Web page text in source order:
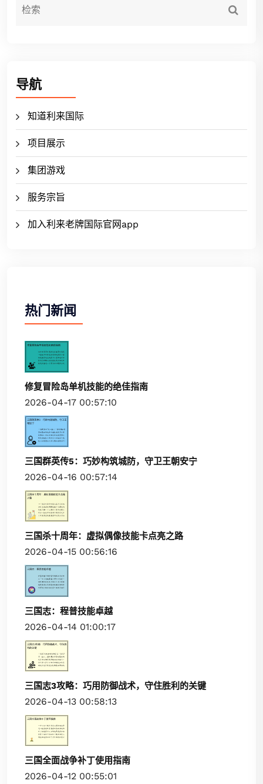
导航
知道利来国际
项目展示
集团游戏
服务宗旨
加入利来老牌国际官网app
热门新闻
修复冒险岛单机技能的绝佳指南
2026-04-17 00:57:10
三国群英传5：巧妙构筑城防，守卫王朝安宁
2026-04-16 00:57:14
三国杀十周年：虚拟偶像技能卡点亮之路
2026-04-15 00:56:16
三国志：程普技能卓越
2026-04-14 01:00:17
三国志3攻略：巧用防御战术，守住胜利的关键
2026-04-13 00:58:13
三国全面战争补丁使用指南
2026-04-12 00:55:01